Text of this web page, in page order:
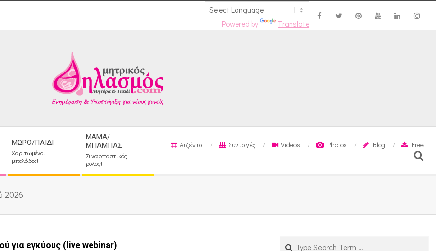
Powered by Translate
ΜΩΡΌ/ΠΑΙΔΊ
Χαριτωμένοι
μπελάδες!
ΜΑΜΆ/
ΜΠΑΜΠΆΣ
Συναρπαστικός
ρόλος!
Ατζέντα Συνταγές Videos Photos Blog
Free
Search
2026
για εγκύους (live webinar) Search